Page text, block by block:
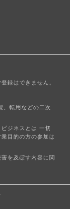
録はできません。
、転用などの二次
ジネスとは 一切
目的の方の参加は
を及ぼす内容に関